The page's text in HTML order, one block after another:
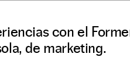
con el
de marketing.